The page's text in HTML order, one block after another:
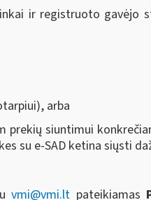
ir registruoto
arba
prekių siuntimui
su e-SAD ketina siųsti
vmi@vmi.lt pateikiamas